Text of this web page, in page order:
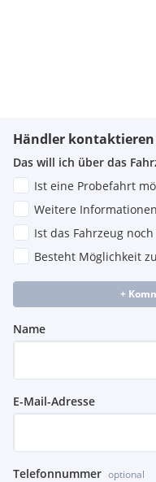
Händler kontaktieren
Das will ich über das
Ist eine Probefahrt
Weitere
Ist das Fahrzeug
Besteht Möglichkeit
+
Name
E-Mail-Adresse
Telefonnummer optional